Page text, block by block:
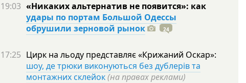
19:03 «Никаких альтернатив не появится»: как
удары по портам Большой Одессы
обрушили зерновой рынок
24
17:25 Цирк на льоду представляє «Крижаний Оскар»:
шоу, де трюки виконуються без дублерів та
монтажних склейок(на правах реклами)